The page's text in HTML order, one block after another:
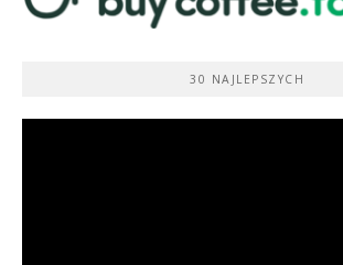
30 NAJLEPSZYCH